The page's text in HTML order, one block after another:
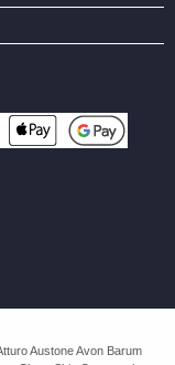
Austone Avon Barum